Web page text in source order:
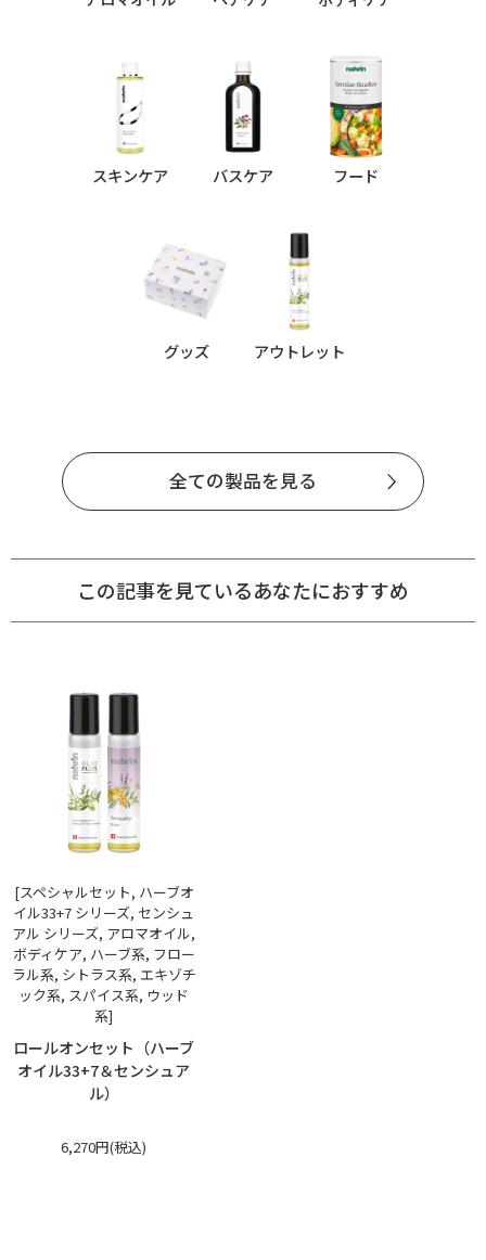
スキンケア バスケア フード
グッズ アウトレット
全ての製品を見る
この記事を見ているあなたにおすすめ
[スペシャルセット, ハーブオ
イル33+7 シリーズ, センシュ
アル シリーズ, アロマオイル,
ボディケア, ハーブ系, フロー
ラル系, シトラス系, エキゾチ
ック系, スパイス系, ウッド
系]
ロールオンセット（ハーブ
オイル33+7＆センシュア
ル）
6,270円(税込)